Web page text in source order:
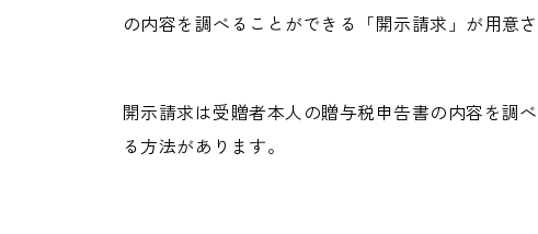
の内容を調べることができる「開示請求」が用意さ
開示請求は受贈者本人の贈与税申告書の内容を調
る方法があります。